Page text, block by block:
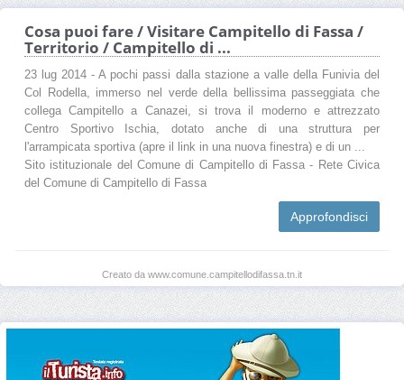
Cosa puoi fare / Visitare Campitello di Fassa /
Territorio / Campitello di ...
23 lug 2014 - A pochi passi dalla stazione a valle della Funivia del
Col Rodella, immerso nel verde della bellissima passeggiata che
collega Campitello a Canazei, si trova il moderno e attrezzato
Centro Sportivo Ischia, dotato anche di una struttura per
l'arrampicata sportiva (apre il link in una nuova finestra) e di un ...
Sito istituzionale del Comune di Campitello di Fassa - Rete Civica
del Comune di Campitello di Fassa
Approfondisci
Creato da www.comune.campitellodifassa.tn.it